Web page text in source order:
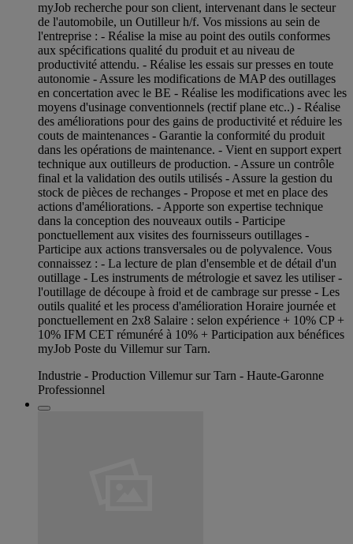
myJob recherche pour son client, intervenant dans le secteur
de l'automobile, un Outilleur h/f. Vos missions au sein de
l'entreprise : - Réalise la mise au point des outils conformes
aux spécifications qualité du produit et au niveau de
productivité attendu. - Réalise les essais sur presses en toute
autonomie - Assure les modifications de MAP des outillages
en concertation avec le BE - Réalise les modifications avec les
moyens d'usinage conventionnels (rectif plane etc..) - Réalise
des améliorations pour des gains de productivité et réduire les
couts de maintenances - Garantie la conformité du produit
dans les opérations de maintenance. - Vient en support expert
technique aux outilleurs de production. - Assure un contrôle
final et la validation des outils utilisés - Assure la gestion du
stock de pièces de rechanges - Propose et met en place des
actions d'améliorations. - Apporte son expertise technique
dans la conception des nouveaux outils - Participe
ponctuellement aux visites des fournisseurs outillages -
Participe aux actions transversales ou de polyvalence. Vous
connaissez : - La lecture de plan d'ensemble et de détail d'un
outillage - Les instruments de métrologie et savez les utiliser -
l'outillage de découpe à froid et de cambrage sur presse - Les
outils qualité et les process d'amélioration Horaire journée et
ponctuellement en 2x8 Salaire : selon expérience + 10% CP +
10% IFM CET rémunéré à 10% + Participation aux bénéfices
myJob Poste du Villemur sur Tarn.
Industrie - Production Villemur sur Tarn - Haute-Garonne
Professionnel